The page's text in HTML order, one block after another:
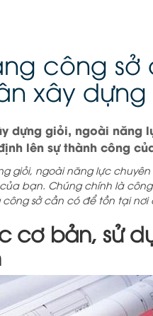
công
xây dựng
dựng giỏi, ngoài năng
lên sự thành công
giỏi, ngoài năng lực
bạn. Chúng chính là
sở cần có để tồn tại
cơ bản, sử